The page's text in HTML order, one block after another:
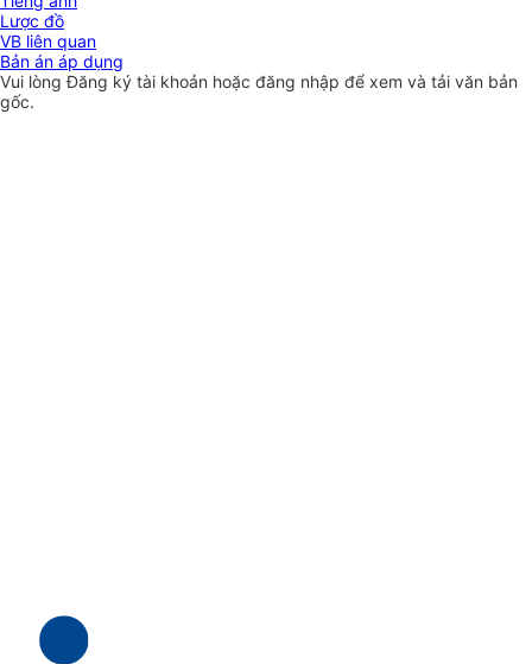
Lược đồ
VB liên quan
Bản án áp dụng
Vui lòngĐăng ký tài khoản hoặc đăng nhập để xem và tải văn bản
gốc.